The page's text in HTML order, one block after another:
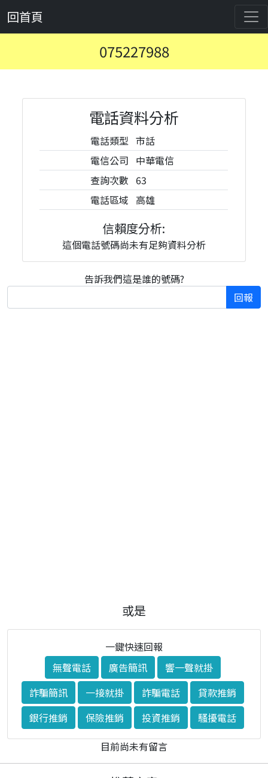
回首頁
075227988
電話資料分析
電話類型 市話
電信公司 中華電信
查詢次數 63
電話區域 高雄
信賴度分析:
這個電話號碼尚未有足夠資料分析
告訴我們這是誰的號碼?
回報
或是
一鍵快速回報
無聲電話
廣告簡訊
響一聲就掛
詐騙簡訊
一接就掛 詐騙電話
貸款推銷
銀行推銷
保險推銷 投資推銷
騷擾電話
目前尚未有留言